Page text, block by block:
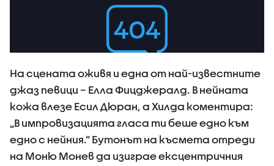
На сцената оживя и една от най-известните
джаз певици – Елла Фицджералд. В нейната
кожа влезе Есил Дюран, а Хилда коментира:
„В импровизацията гласа ти беше едно към
едно с нейния.“ Бутонът на късмета отреди
на Моню Монев да изиграе ексцентричния